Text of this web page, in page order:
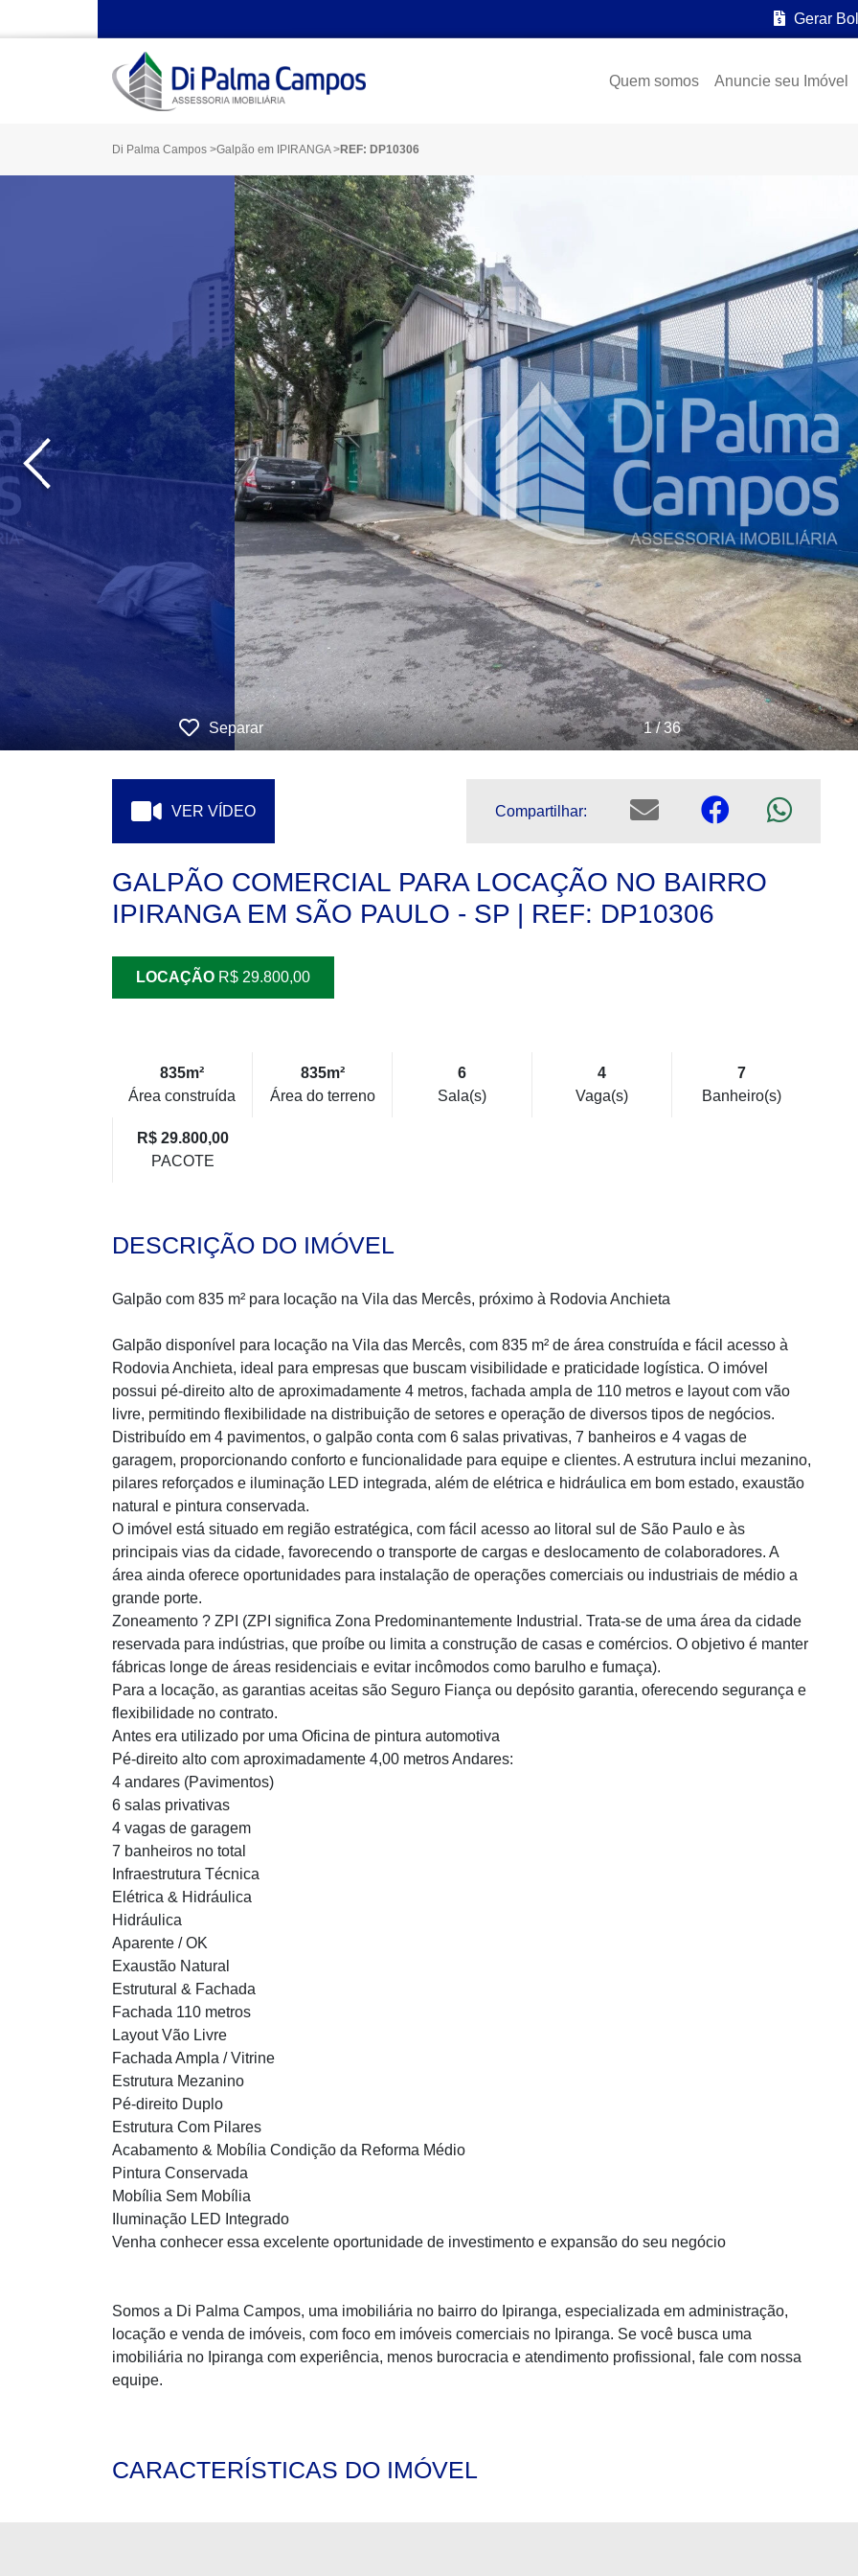
Gerar
Quem somos Anuncie seu Imóvel
Di Palma Campos >Galpão em IPIRANGA >REF: DP10306
‹
Separar 1 / 36
VER VÍDEO Compartilhar:
GALPÃO COMERCIAL PARA LOCAÇÃO NO BAIRRO
IPIRANGA EM SÃO PAULO - SP | REF: DP10306
LOCAÇÃO R$ 29.800,00
835m²
Área construída
835m²
Área do terreno
6
Sala(s)
4
Vaga(s)
7
Banheiro(s)
R$ 29.800,00
PACOTE
DESCRIÇÃO DO IMÓVEL
Galpão com 835 m² para locação na Vila das Mercês, próximo à Rodovia Anchieta
Galpão disponível para locação na Vila das Mercês, com 835 m² de área construída e fácil acesso à
Rodovia Anchieta, ideal para empresas que buscam visibilidade e praticidade logística. O imóvel
possui pé-direito alto de aproximadamente 4 metros, fachada ampla de 110 metros e layout com vão
livre, permitindo flexibilidade na distribuição de setores e operação de diversos tipos de negócios.
Distribuído em 4 pavimentos, o galpão conta com 6 salas privativas, 7 banheiros e 4 vagas de
garagem, proporcionando conforto e funcionalidade para equipe e clientes. A estrutura inclui mezanino,
pilares reforçados e iluminação LED integrada, além de elétrica e hidráulica em bom estado, exaustão
natural e pintura conservada.
O imóvel está situado em região estratégica, com fácil acesso ao litoral sul de São Paulo e às
principais vias da cidade, favorecendo o transporte de cargas e deslocamento de colaboradores. A
área ainda oferece oportunidades para instalação de operações comerciais ou industriais de médio a
grande porte.
Zoneamento ? ZPI (ZPI significa Zona Predominantemente Industrial. Trata-se de uma área da cidade
reservada para indústrias, que proíbe ou limita a construção de casas e comércios. O objetivo é manter
fábricas longe de áreas residenciais e evitar incômodos como barulho e fumaça).
Para a locação, as garantias aceitas são Seguro Fiança ou depósito garantia, oferecendo segurança e
flexibilidade no contrato.
Antes era utilizado por uma Oficina de pintura automotiva
Pé-direito alto com aproximadamente 4,00 metros Andares:
4 andares (Pavimentos)
6 salas privativas
4 vagas de garagem
7 banheiros no total
Infraestrutura Técnica
Elétrica & Hidráulica
Hidráulica
Aparente / OK
Exaustão Natural
Estrutural & Fachada
Fachada 110 metros
Layout Vão Livre
Fachada Ampla / Vitrine
Estrutura Mezanino
Pé-direito Duplo
Estrutura Com Pilares
Acabamento & Mobília Condição da Reforma Médio
Pintura Conservada
Mobília Sem Mobília
Iluminação LED Integrado
Venha conhecer essa excelente oportunidade de investimento e expansão do seu negócio
Somos a Di Palma Campos, uma imobiliária no bairro do Ipiranga, especializada em administração,
locação e venda de imóveis, com foco em imóveis comerciais no Ipiranga. Se você busca uma
imobiliária no Ipiranga com experiência, menos burocracia e atendimento profissional, fale com nossa
equipe.
CARACTERÍSTICAS DO IMÓVEL